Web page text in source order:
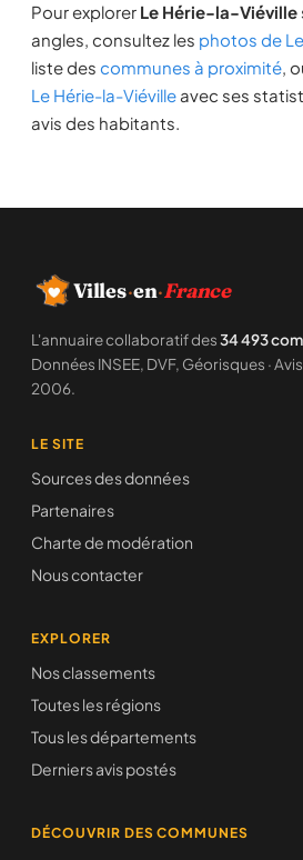
Pour explorer Le Hérie-la-Viéville
angles, consultez les photos de
liste des communes à proximité,
Le Hérie-la-Viéville avec ses
avis des habitants.
Villes·en·France
L'annuaire collaboratif des34 493
Données INSEE, DVF, Géorisques ·
2006.
LE SITE
Sources des données
Partenaires
Charte de modération
Nous contacter
EXPLORER
Nos classements
Toutes les régions
Tous les départements
Derniers avis postés
DÉCOUVRIR DES COMMUNES